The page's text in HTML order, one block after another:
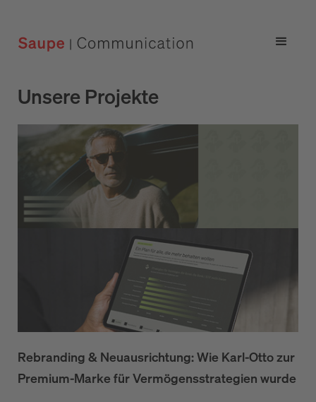
Unsere Projekte
Rebranding & Neuausrichtung: Wie Karl-Otto zur
Premium-Marke für Vermögensstrategien wurde